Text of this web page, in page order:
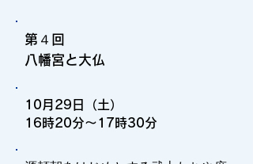
第４回
​八幡宮と大仏
10月29日（土）
16時20分～17時30分